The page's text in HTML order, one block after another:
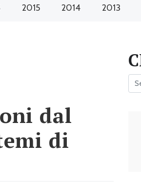
2015 2014 2013
dal
di